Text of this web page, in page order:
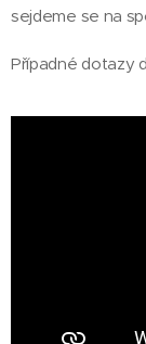
sejdeme se na
Případné dotazy